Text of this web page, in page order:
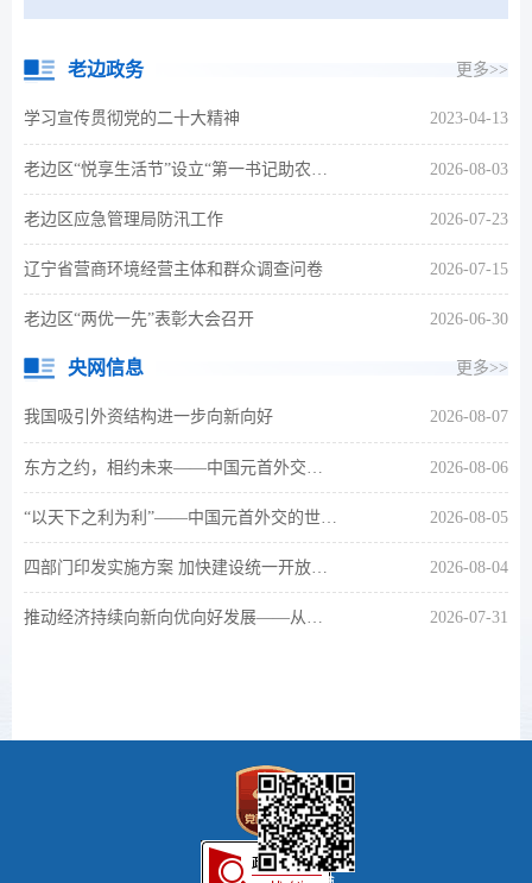
老边政务 更多>>
学习宣传贯彻党的二十大精神 2023-04-13
老边区“悦享生活节”设立“第一书记助农专区” 助力乡村振兴 2026-08-03
老边区应急管理局防汛工作 2026-07-23
辽宁省营商环境经营主体和群众调查问卷 2026-07-15
老边区“两优一先”表彰大会召开 2026-06-30
央网信息 更多>>
我国吸引外资结构进一步向新向好 2026-08-07
东方之约，相约未来——中国元首外交的世界情怀与大国气派 2026-08-06
“以天下之利为利”——中国元首外交的世界情怀与大国气派 2026-08-05
四部门印发实施方案 加快建设统一开放的交通运输市场 2026-08-04
推动经济持续向新向优向好发展——从中央政治局会议看下半年经济工作着力点 2026-07-31